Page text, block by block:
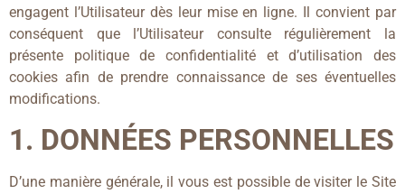
engagent l’Utilisateur dès leur mise en ligne. Il convient par
conséquent que l’Utilisateur consulte régulièrement la
présente politique de confidentialité et d’utilisation des
cookies afin de prendre connaissance de ses éventuelles
modifications.
1. DONNÉES PERSONNELLES
D’une manière générale, il vous est possible de visiter le Site